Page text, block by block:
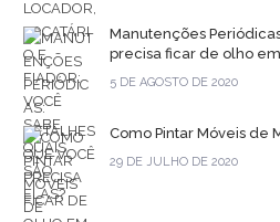
Manutenções
precisa ficar de olho
5 DE AGOSTO DE 2020
Como Pintar Móveis de
29 DE JULHO DE 2020